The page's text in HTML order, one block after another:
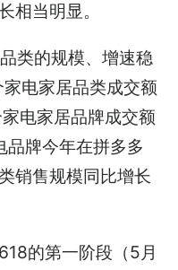
相当明显。
类的规模、增速稳
电家居品类成交额
电家居品牌成交额
品牌今年在拼多多
销售规模同比增长
的第一阶段（5月